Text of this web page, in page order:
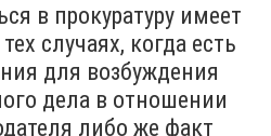
в прокуратуру имеет
случаях, когда есть
для возбуждения
дела в отношении
либо же факт